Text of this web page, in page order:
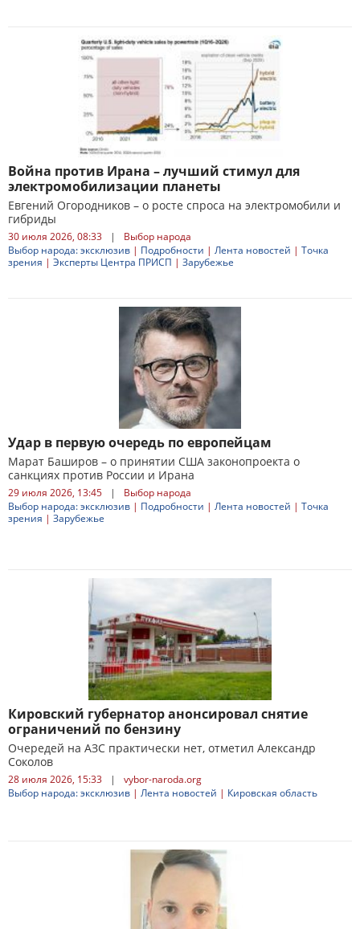
Война против Ирана – лучший стимул для
электромобилизации планеты
Евгений Огородников – о росте спроса на электромобили и
гибриды
30 июля 2026, 08:33 |
Выбор народа
Выбор народа: эксклюзив | Подробности | Лента новостей | Точка
зрения | Эксперты Центра ПРИСП | Зарубежье
Удар в первую очередь по европейцам
Марат Баширов – о принятии США законопроекта о
санкциях против России и Ирана
29 июля 2026, 13:45 |
Выбор народа
Выбор народа: эксклюзив | Подробности | Лента новостей | Точка
зрения | Зарубежье
Кировский губернатор анонсировал снятие
ограничений по бензину
Очередей на АЗС практически нет, отметил Александр
Соколов
28 июля 2026, 15:33 |
vybor-naroda.org
Выбор народа: эксклюзив | Лента новостей | Кировская область